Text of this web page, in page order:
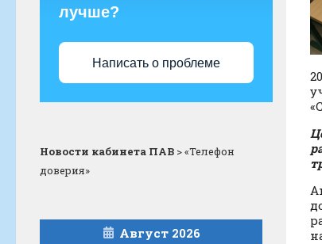
лучше?
Написать о проблеме
Новости кабинета ПАВ >«Телефон
доверия»
Август 2026